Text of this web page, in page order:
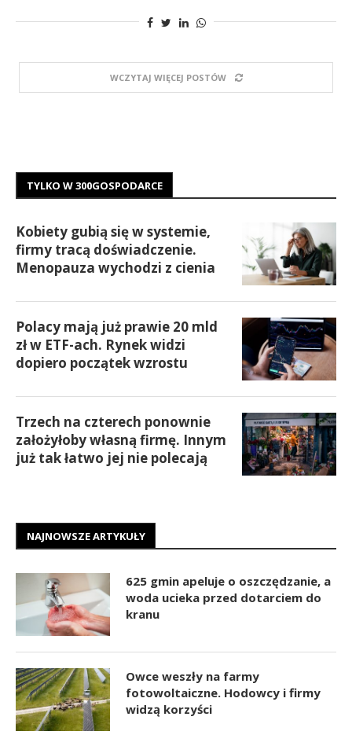
WCZYTAJ WIĘCEJ POSTÓW
TYLKO W 300GOSPODARCE
Kobiety gubią się w systemie,
firmy tracą doświadczenie.
Menopauza wychodzi z cienia
Polacy mają już prawie 20 mld
zł w ETF-ach. Rynek widzi
dopiero początek wzrostu
Trzech na czterech ponownie
założyłoby własną firmę. Innym
już tak łatwo jej nie polecają
NAJNOWSZE ARTYKUŁY
625 gmin apeluje o oszczędzanie, a
woda ucieka przed dotarciem do
kranu
Owce weszły na farmy
fotowoltaiczne. Hodowcy i firmy
widzą korzyści